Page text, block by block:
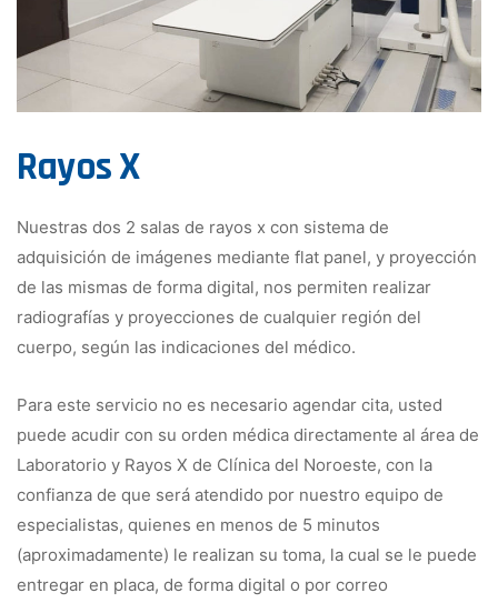
Rayos X
Nuestras dos 2 salas de rayos x con sistema de
adquisición de imágenes mediante flat panel, y proyección
de las mismas de forma digital, nos permiten realizar
radiografías y proyecciones de cualquier región del
cuerpo, según las indicaciones del médico.
Para este servicio no es necesario agendar cita, usted
puede acudir con su orden médica directamente al área de
Laboratorio y Rayos X de Clínica del Noroeste, con la
confianza de que será atendido por nuestro equipo de
especialistas, quienes en menos de 5 minutos
(aproximadamente) le realizan su toma, la cual se le puede
entregar en placa, de forma digital o por correo